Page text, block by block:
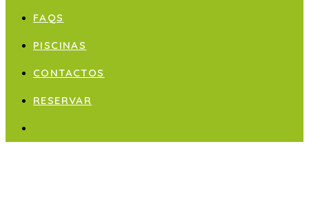
FAQS
PISCINAS
CONTACTOS
RESERVAR